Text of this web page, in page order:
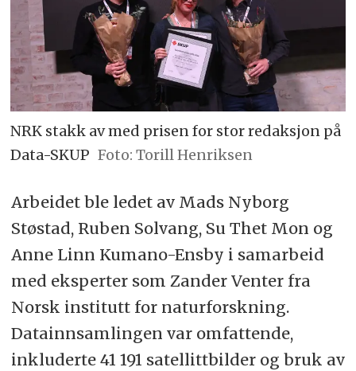
NRK stakk av med prisen for stor redaksjon på
Data-SKUP Foto: Torill Henriksen
Arbeidet ble ledet av Mads Nyborg
Støstad, Ruben Solvang, Su Thet Mon og
Anne Linn Kumano-Ensby i samarbeid
med eksperter som Zander Venter fra
Norsk institutt for naturforskning.
Datainnsamlingen var omfattende,
inkluderte 41 191 satellittbilder og bruk av